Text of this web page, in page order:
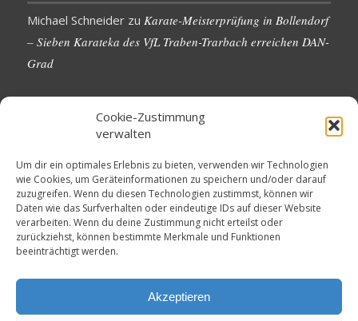
Cookie-Zustimmung
verwalten
Um dir ein optimales Erlebnis zu bieten, verwenden wir Technologien
wie Cookies, um Geräteinformationen zu speichern und/oder darauf
zuzugreifen. Wenn du diesen Technologien zustimmst, können wir
Daten wie das Surfverhalten oder eindeutige IDs auf dieser Website
verarbeiten. Wenn du deine Zustimmung nicht erteilst oder
zurückziehst, können bestimmte Merkmale und Funktionen
beeinträchtigt werden.
Akzeptieren
Michael Schneiderzu Karate-Meisterprüfung in Bollendorf
– Sieben Karateka des VfL Traben-Trarbach erreichen DAN-
Grad
KONTAKTDETAILS
VfL 1861 e.V. Traben-Trarbach
Neue Rathausstr. 18
56841 Traben-Trarbach
E-Mail: info@vfl-traben-trarbach.de